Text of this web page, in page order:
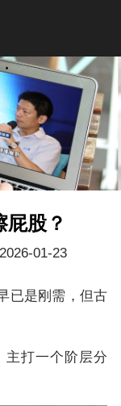
屁股？
01-23
已是刚需，但古
主打一个阶层分